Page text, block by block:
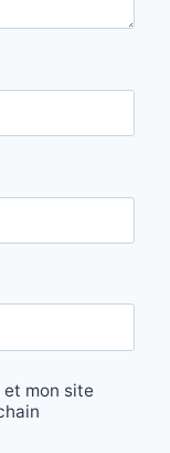
et mon site